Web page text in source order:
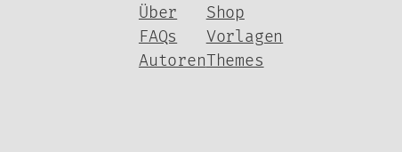
Über
FAQs
Autoren
Shop
Vorlagen
Themes